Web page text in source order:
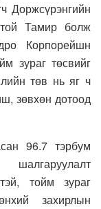
Доржсүрэнгийн
Тамир болж
Корпорейшн
зураг төсвийг
төв нь яг ч
зөвхөн дотоод
96.7 тэрбум
тойм зураг
захирлын